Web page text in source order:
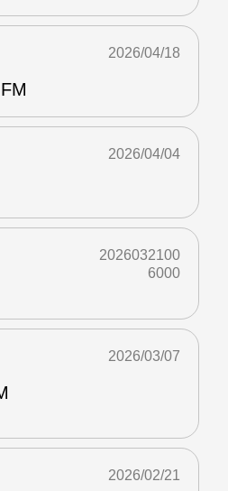
2026/04/18
2026/04/04
2026032100
6000
2026/03/07
2026/02/21